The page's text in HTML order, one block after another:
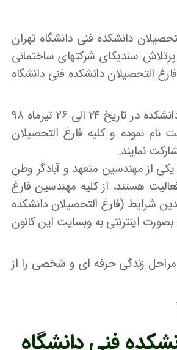
دانشکده فنی دانشگاه تهران
سندیکای شرکتهای ساختمانی
فارغ التحصیلان دانشکده فنی دانشگاه
همانطور که مستحضرید انتخابات شورایعالی کانون فارغ التحصیلان این دانشکده در تاریخ ۲۴ الی ۲۶ تیرماه ۹۸
نموده و کلیه فارغ التحصیلان
نمایند.
از مهندسین متعهد و آبادگر وطن
هستند، از کلیه مهندسین فارغ
شرایط (فارغ التحصیلان دانشکده
اینترنتی به وبسایت این کانون
زندگی حرفه ای و شخصی را از
فنی دانشگاه